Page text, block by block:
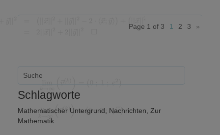
Page 1 of 3 1 2 3 »
Schlagworte
Mathematischer Untergrund Nachrichten
Zur
Mathematik